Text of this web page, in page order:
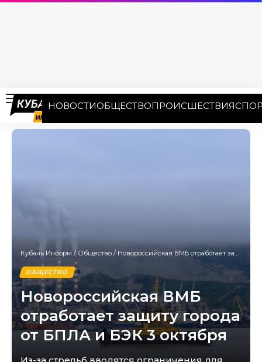
НОВОСТИОБЩЕСТВОПРОИСШЕСТВИЯ
Кубань Информ / Общество / Новороссийская ВМБ отработает защиту города от БПЛА и БЭК 3 октября
ОБЩЕСТВО
Новороссийская ВМБ
отработает защиту города
от БПЛА и БЭК 3 октября